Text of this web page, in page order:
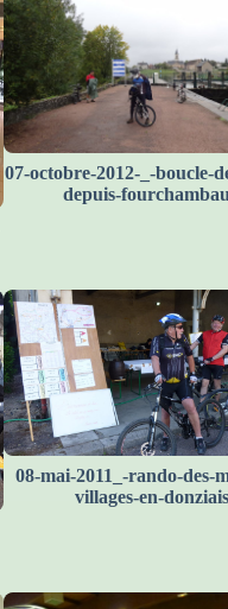
07-octobre-2012-_-boucle-
depuis-
08-mai-2011_-rando-des-
villages-en-donziais